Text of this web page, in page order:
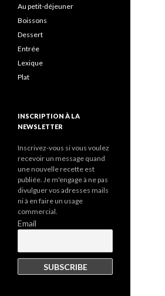
c
h
r
:
Au petit-déjeuner
Boissons
Dessert
Entrée
Lexique
Plat
INSCRIPTION À LA
NEWSLETTER
Inscrivez-vous si vous voulez
recevoir un message quand
une nouvelle recette est
publiée. Je m'engage à ne pas
divulguer vos adresses mails
ni à en faire un usage
commercial.
Email